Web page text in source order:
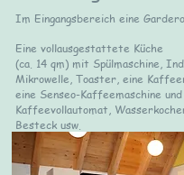
Im Eingangsbereich eine
Eine vollausgestattete Küche
(ca. 14 qm) mit Spülmaschine,
Mikrowelle, Toaster, eine
eine Senseo-Kaffeemaschine
Kaffeevollautomat,
Besteck usw.